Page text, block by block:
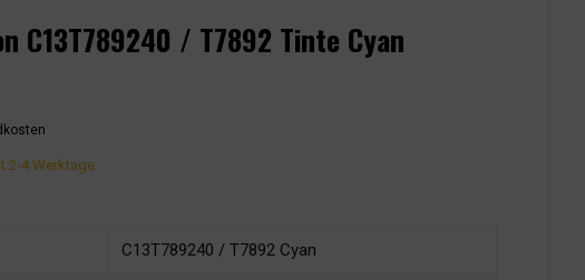
C13T789240 / T7892 Tinte Cyan
2-4 Werktage
C13T789240 / T7892 Cyan